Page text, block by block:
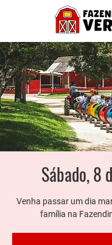
Sábado, 8
Venha passar um dia
família na